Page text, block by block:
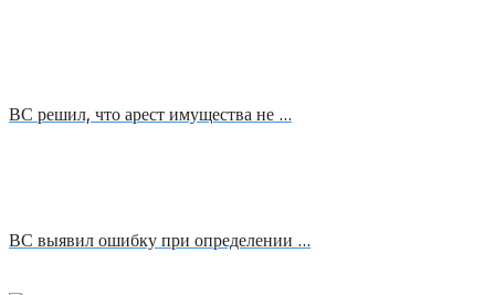
ВС решил, что арест имущества не …
ВС выявил ошибку при определении …